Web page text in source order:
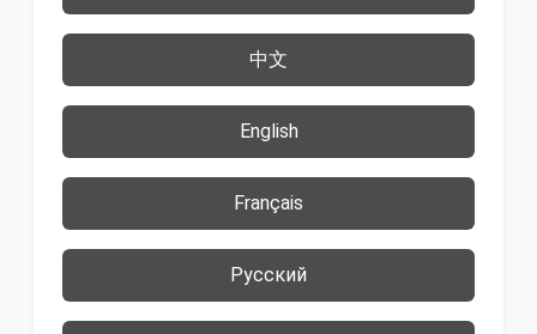
中文
English
Français
Русский